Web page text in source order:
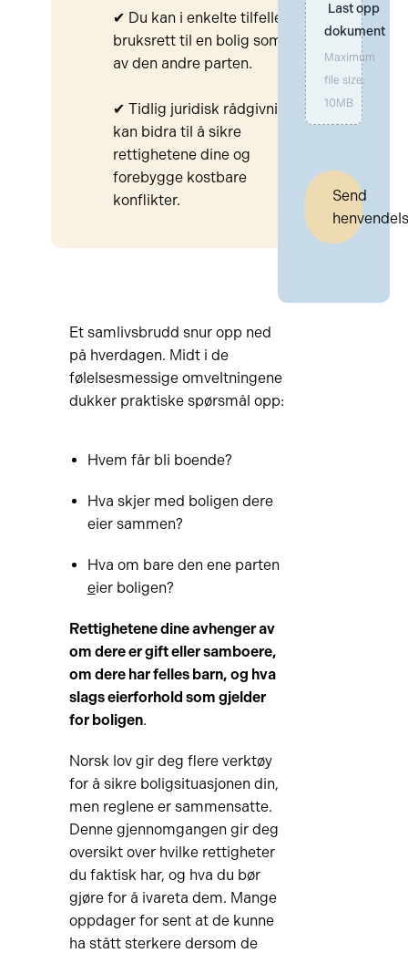
✔ Du kan i enkelte tilfeller få
bruksrett til en bolig som eies
av den andre parten.
✔ Tidlig juridisk rådgivning
kan bidra til å sikre
rettighetene dine og
forebygge kostbare
konflikter.
Et samlivsbrudd snur opp ned
på hverdagen. Midt i de
følelsesmessige omveltningene
dukker praktiske spørsmål opp:
Hvem får bli boende?
Hva skjer med boligen dere
eier sammen?
Hva om bare den ene parten
eier boligen?
Rettighetene dine avhenger av
om dere er gift eller samboere,
om dere har felles barn, og hva
slags eierforhold som gjelder
for boligen.
Norsk lov gir deg flere verktøy
for å sikre boligsituasjonen din,
men reglene er sammensatte.
Denne gjennomgangen gir deg
oversikt over hvilke rettigheter
du faktisk har, og hva du bør
gjøre for å ivareta dem. Mange
oppdager for sent at de kunne
ha stått sterkere dersom de
Last opp
dokument
Maximum
file size:
10MB
Send